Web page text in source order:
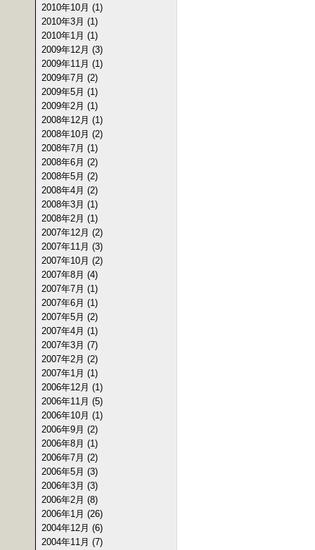
2010年10月 (1)
2010年3月 (1)
2010年1月 (1)
2009年12月 (3)
2009年11月 (1)
2009年7月 (2)
2009年5月 (1)
2009年2月 (1)
2008年12月 (1)
2008年10月 (2)
2008年7月 (1)
2008年6月 (2)
2008年5月 (2)
2008年4月 (2)
2008年3月 (1)
2008年2月 (1)
2007年12月 (2)
2007年11月 (3)
2007年10月 (2)
2007年8月 (4)
2007年7月 (1)
2007年6月 (1)
2007年5月 (2)
2007年4月 (1)
2007年3月 (7)
2007年2月 (2)
2007年1月 (1)
2006年12月 (1)
2006年11月 (5)
2006年10月 (1)
2006年9月 (2)
2006年8月 (1)
2006年7月 (2)
2006年5月 (3)
2006年3月 (3)
2006年2月 (8)
2006年1月 (26)
2004年12月 (6)
2004年11月 (7)